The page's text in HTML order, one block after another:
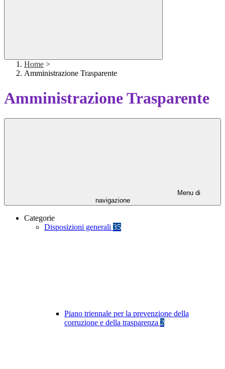
Home >
Amministrazione Trasparente
Amministrazione Trasparente
Menu di
navigazione
Categorie
Disposizioni generali 35
Piano triennale per la prevenzione della
corruzione e della trasparenza 2